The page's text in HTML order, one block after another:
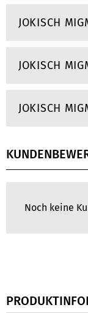
JOKISCH
JOKISCH
JOKISCH
Noch keine